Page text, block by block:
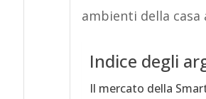
ambienti della
Indice degli
Il mercato della